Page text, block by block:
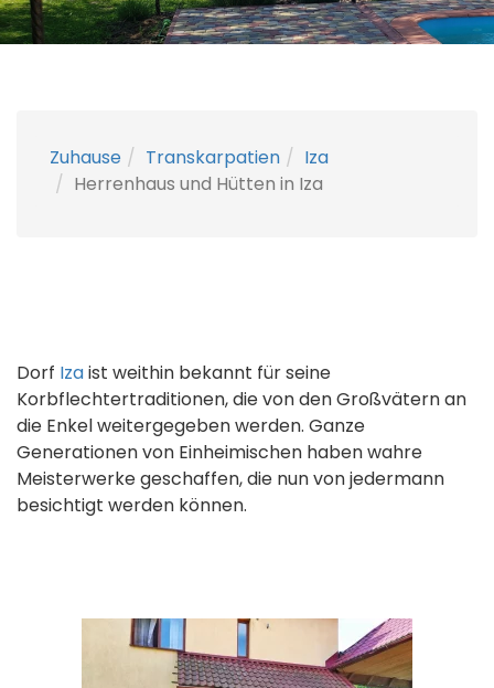
Zuhause Transkarpatien
Iza
Herrenhaus und Hütten in Iza
Dorf Izaist weithin bekannt für seine
Korbflechtertraditionen, die von den Großvätern an
die Enkel weitergegeben werden. Ganze
Generationen von Einheimischen haben wahre
Meisterwerke geschaffen, die nun von jedermann
besichtigt werden können.